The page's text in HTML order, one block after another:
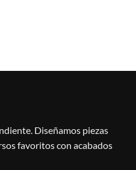
Diseñamos piezas
favoritos con acabados